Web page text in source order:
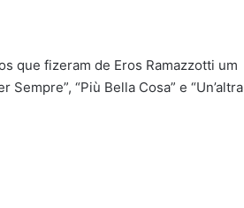
que fizeram de Eros Ramazzotti um
“Più Bella Cosa” e “Un’altra